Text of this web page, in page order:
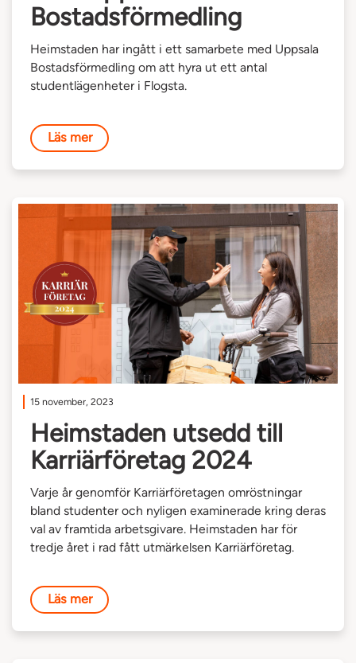
Bostadsförmedling
Heimstaden har ingått i ett samarbete med Uppsala
Bostadsförmedling om att hyra ut ett antal
studentlägenheter i Flogsta.
Läs mer
15 november, 2023
Heimstaden utsedd till
Karriärföretag 2024
Varje år genomför Karriärföretagen omröstningar
bland studenter och nyligen examinerade kring deras
val av framtida arbetsgivare. Heimstaden har för
tredje året i rad fått utmärkelsen Karriärföretag.
Läs mer